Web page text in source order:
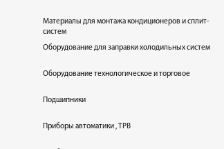
Материалы для монтажа кондиционеров и сплит-
систем
Оборудование для заправки холодильных систем
Оборудование технологическое и торговое
Подшипники
Приборы автоматики , ТРВ